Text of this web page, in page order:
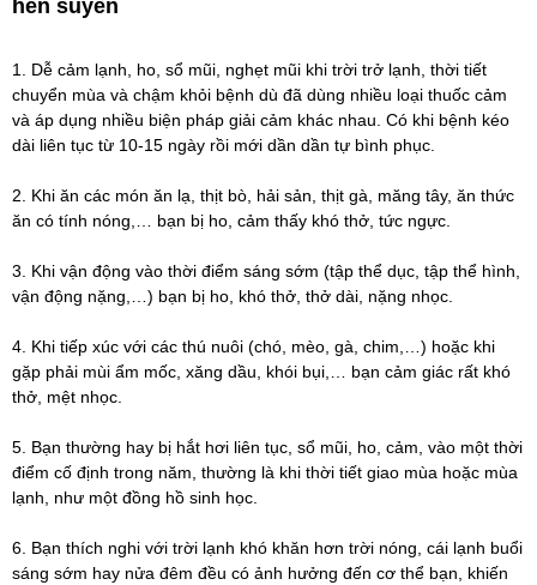
hen suyễn
1. Dễ cảm lạnh, ho, sổ mũi, nghẹt mũi khi trời trở lạnh, thời tiết
chuyển mùa và chậm khỏi bệnh dù đã dùng nhiều loại thuốc cảm
và áp dụng nhiều biện pháp giải cảm khác nhau. Có khi bệnh kéo
dài liên tục từ 10-15 ngày rồi mới dần dần tự bình phục.
2. Khi ăn các món ăn lạ, thịt bò, hải sản, thịt gà, măng tây, ăn thức
ăn có tính nóng,… bạn bị ho, cảm thấy khó thở, tức ngực.
3. Khi vận động vào thời điểm sáng sớm (tập thể dục, tập thể hình,
vận động nặng,…) bạn bị ho, khó thở, thở dài, nặng nhọc.
4. Khi tiếp xúc với các thú nuôi (chó, mèo, gà, chim,…) hoặc khi
gặp phải mùi ẩm mốc, xăng dầu, khói bụi,… bạn cảm giác rất khó
thở, mệt nhọc.
5. Bạn thường hay bị hắt hơi liên tục, sổ mũi, ho, cảm, vào một thời
điểm cố định trong năm, thường là khi thời tiết giao mùa hoặc mùa
lạnh, như một đồng hồ sinh học.
6. Bạn thích nghi với trời lạnh khó khăn hơn trời nóng, cái lạnh buổi
sáng sớm hay nửa đêm đều có ảnh hưởng đến cơ thể bạn, khiến